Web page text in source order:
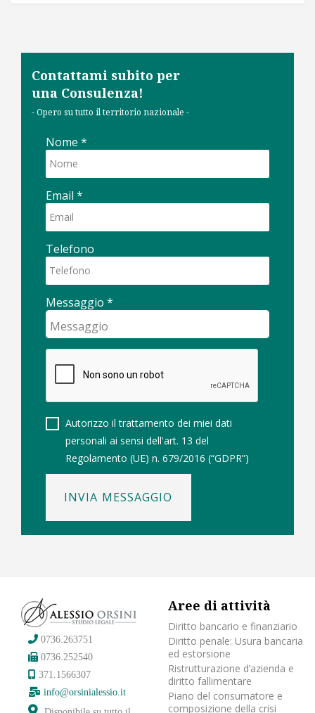
Contattami subito per
una Consulenza!
- Opero su tutto il territorio nazionale -
Nome *
Email *
Telefono
Messaggio *
Autorizzo il trattamento dei miei dati
personali ai sensi dell'art. 13 del
Regolamento (UE) n. 679/2016 (“GDPR”)
INVIA MESSAGGIO
0736.263751
0736.252540
371.1566307
info@orsinialessio.it
Aree di attività
Diritto bancario e finanziario
Diritto penale: Usura bancaria
ed estorsione
Ristrutturazione d’azienda e
diritto fallimentare
Piano del consumatore e
composizione della crisi